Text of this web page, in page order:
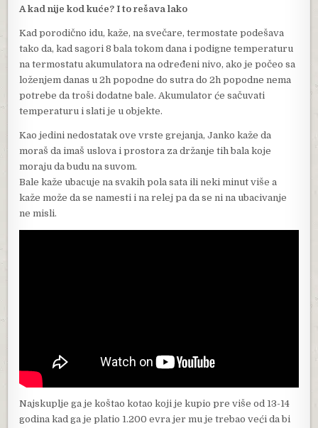
A kad nije kod kuće? I to rešava lako
Kad porodično idu, kaže, na svečare, termostate podešava
tako da, kad sagori 8 bala tokom dana i podigne temperaturu
na termostatu akumulatora na određeni nivo, ako je počeo sa
loženjem danas u 2h popodne do sutra do 2h popodne nema
potrebe da troši dodatne bale. Akumulator će sačuvati
temperaturu i slati je u objekte.
Kao jedini nedostatak ove vrste grejanja, Janko kaže da
moraš da imaš uslova i prostora za držanje tih bala koje
moraju da budu na suvom.
Bale kaže ubacuje na svakih pola sata ili neki minut više a
kaže može da se namesti i na relej pa da se ni na ubacivanje
ne misli.
Najskuplje ga je koštao kotao koji je kupio pre više od 13-14
godina kad ga je platio 1.200 evra jer mu je trebao veći da bi